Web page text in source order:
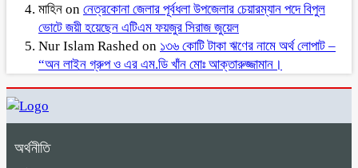
মাহিন on নেত্রকোনা জেলার পূর্বধলা উপজেলার চেয়ারম্যান পদে বিপুল
ভোটে জয়ী হয়েছেন এটিএম ফয়জুর সিরাজ জুয়েল
Nur Islam Rashed on ১৩৬ কোটি টাকা ঋণের নামে অর্থ লোপাট –
“অন লাইন গ্রুপ ও এর এম.ডি খাঁন মোঃ আক্তারুজ্জামান।
অর্থনীতি